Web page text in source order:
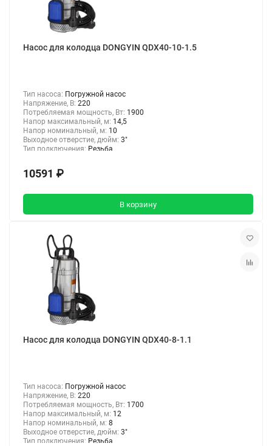
Насос для колодца DONGYIN QDX40-10-1.5
Тип насоса: Погружной насос
Напряжение, В: 220
Потребляемая мощность, Вт: 1900
Напор максимальный, м: 14,5
Напор номинальный, м: 10
Выходное отверстие, дюйм: 3"
Тип подключения: Резьба
10591 ₽
В корзину
Насос для колодца DONGYIN QDX40-8-1.1
Тип насоса: Погружной насос
Напряжение, В: 220
Потребляемая мощность, Вт: 1700
Напор максимальный, м: 12
Напор номинальный, м: 8
Выходное отверстие, дюйм: 3"
Тип подключения: Резьба